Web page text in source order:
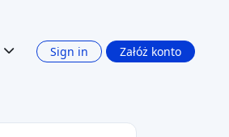
Sign in Załóż konto